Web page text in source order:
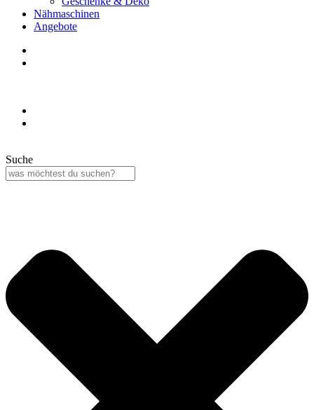
Nähmaschinen
Angebote
Suche